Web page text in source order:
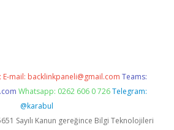
E-mail: backlinkpaneli@gmail.com Teams:
Whatsapp: 0262 606 0 726 Telegram:
@karabul
Sayılı Kanun gereğince Bilgi Teknolojileri